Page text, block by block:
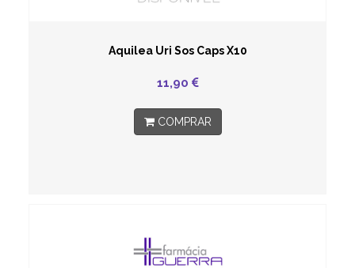
Aquilea Uri Sos Caps X10
11,90
COMPRAR